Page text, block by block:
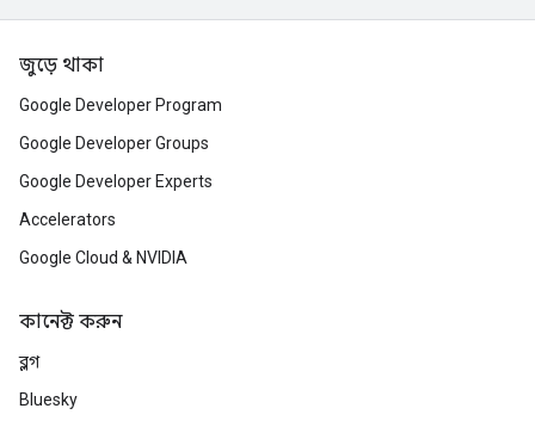
জুড়ে থাকা
Google Developer Program
Google Developer Groups
Google Developer Experts
Accelerators
Google Cloud & NVIDIA
কানেক্ট করুন
ব্লগ
Bluesky